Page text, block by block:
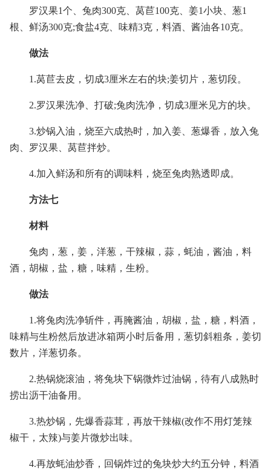
罗汉果1个、兔肉300克、莴苣100克、姜1小块、葱1
根、鲜汤300克;食盐4克、味精3克，料酒、酱油各10克。
做法
1.莴苣去皮，切成3厘米左右的块;姜切片，葱切段。
2.罗汉果洗净、打破;兔肉洗净，切成3厘米见方的块。
3.炒锅入油，烧至六成热时，加入姜、葱爆香，放入兔
肉、罗汉果、莴苣拌炒。
4.加入鲜汤和所有的调味料，烧至兔肉熟透即成。
方法七
材料
兔肉，葱，姜，洋葱，干辣椒，蒜，蚝油，酱油，料
酒，胡椒，盐，糖，味精，生粉。
做法
1.将兔肉洗净斩件，再腌酱油，胡椒，盐，糖，料酒，
味精与生粉然后放进冰箱两小时后备用，葱切斜粗条，姜切
数片，洋葱切条。
2.热锅烧滚油，将兔块下锅微炸过油锅，待有八成熟时
捞出沥干油备用。
3.热炒锅，先爆香蒜茸，再放干辣椒(改作不用灯笼辣
椒干，太辣)与姜片微炒出味。
4.再放蚝油炒香，回锅炸过的兔块炒大约五分钟，料酒